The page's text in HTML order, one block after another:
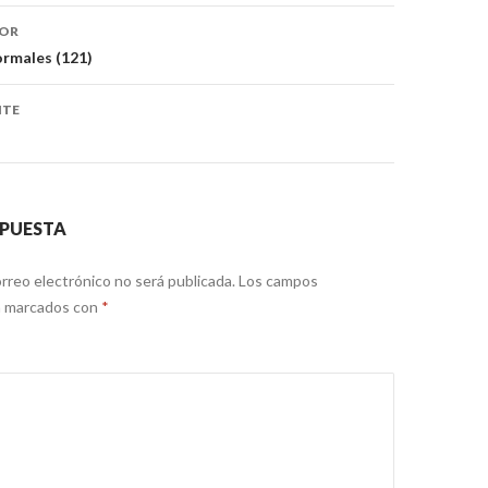
(121)
electrónico no será publicada. Los campos
con *